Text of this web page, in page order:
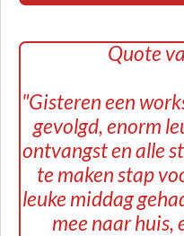
Quote
"Gisteren een
gevolgd, enorm
ontvangst en alle
te maken stap
leuke middag
mee naar huis,